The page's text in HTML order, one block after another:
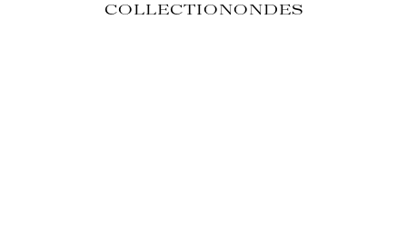
COLLECTIONONDES